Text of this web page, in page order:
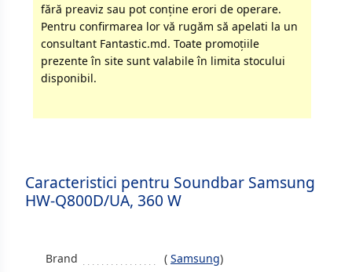
fără preaviz sau pot conţine erori de operare.
Pentru confirmarea lor vă rugăm să apelati la un
consultant Fantastic.md. Toate promoţiile
prezente în site sunt valabile în limita stocului
disponibil.
Caracteristici pentru Soundbar Samsung
HW-Q800D/UA, 360 W
Brand ( Samsung)